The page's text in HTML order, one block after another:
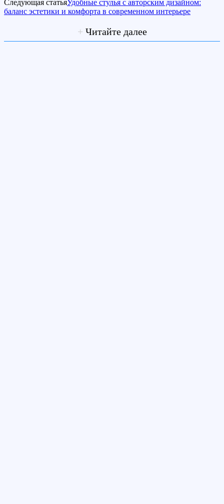
Следующая статьяУдобные стулья с авторским дизайном:
баланс эстетики и комфорта в современном интерьере
+ Читайте далее